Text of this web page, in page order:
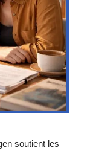
soutient les